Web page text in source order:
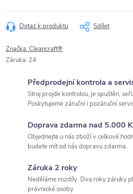
Dotaz k produktu Sdílet
Značka:Cleancraft®
Záruka: 24
Předprodejní kontrola a
Stroj projde kontrolou, je spuštěn,
Poskytujeme záruční i pozáruční
Doprava zdarma nad 5.000
Objednejte u nás zboží v celkové
budete mít od nás dopravu zdarma.
Záruka 2 roky
Neděláme rozdíly. Dva roky záruky
právnické osoby.